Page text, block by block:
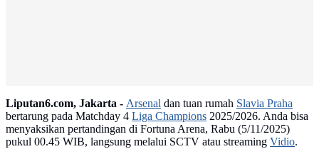
Liputan6.com, Jakarta - Arsenal dan tuan rumah Slavia Praha
bertarung pada Matchday 4 Liga Champions 2025/2026. Anda bisa
menyaksikan pertandingan di Fortuna Arena, Rabu (5/11/2025)
pukul 00.45 WIB, langsung melalui SCTV atau streaming Vidio.